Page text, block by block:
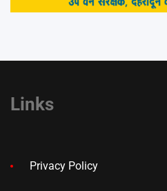
Links
Privacy Policy